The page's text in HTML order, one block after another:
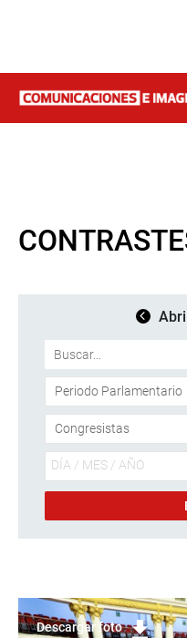
Descargar foto